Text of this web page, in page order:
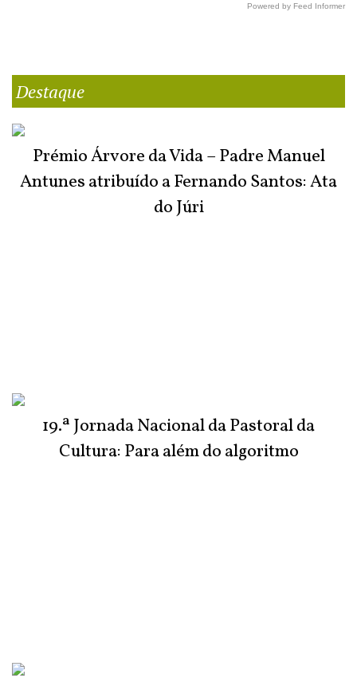
Powered by Feed Informer
Destaque
Prémio Árvore da Vida – Padre Manuel
Antunes atribuído a Fernando Santos: Ata
do Júri
19.ª Jornada Nacional da Pastoral da
Cultura: Para além do algoritmo